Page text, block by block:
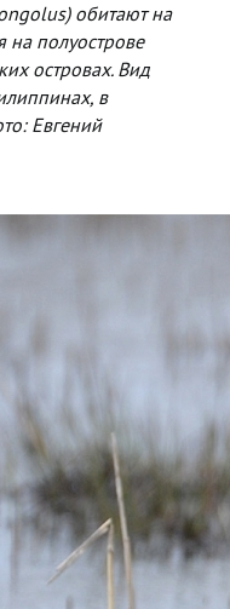
обитают на
на полуострове
островах. Вид
в
Евгений